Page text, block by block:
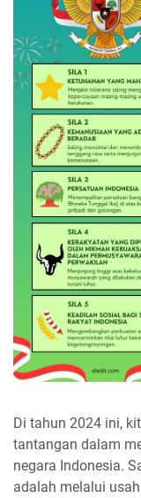
Di tahun 2024 ini,
tantangan dalam
negara Indonesia.
adalah melalui